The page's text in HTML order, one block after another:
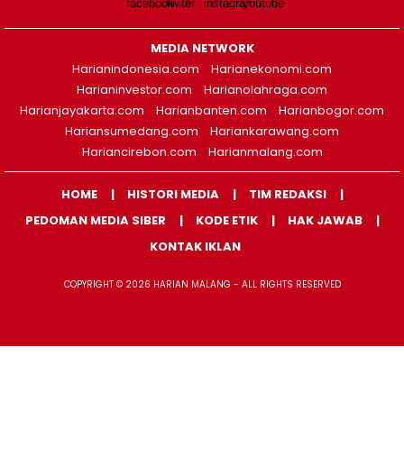
MEDIA NETWORK
Harianindonesia.com
Harianekonomi.com
Harianinvestor.com
Harianolahraga.com
Harianjayakarta.com
Harianbanten.com
Harianbogor.com
Hariansumedang.com
Hariankarawang.com
Hariancirebon.com
Harianmalang.com
HOME HISTORI MEDIA
TIM REDAKSI
PEDOMAN MEDIA SIBER
KODE ETIK
HAK JAWAB
KONTAK IKLAN
COPYRIGHT © 2026 HARIAN MALANG - ALL RIGHTS RESERVED